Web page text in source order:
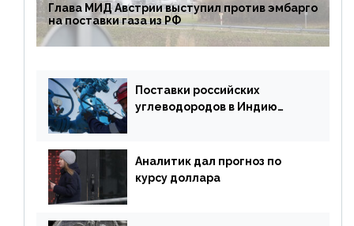
Глава МИД Австрии выступил против эмбарго
на поставки газа из РФ
Поставки российских
углеводородов в Индию
Аналитик дал прогноз по
курсу доллара